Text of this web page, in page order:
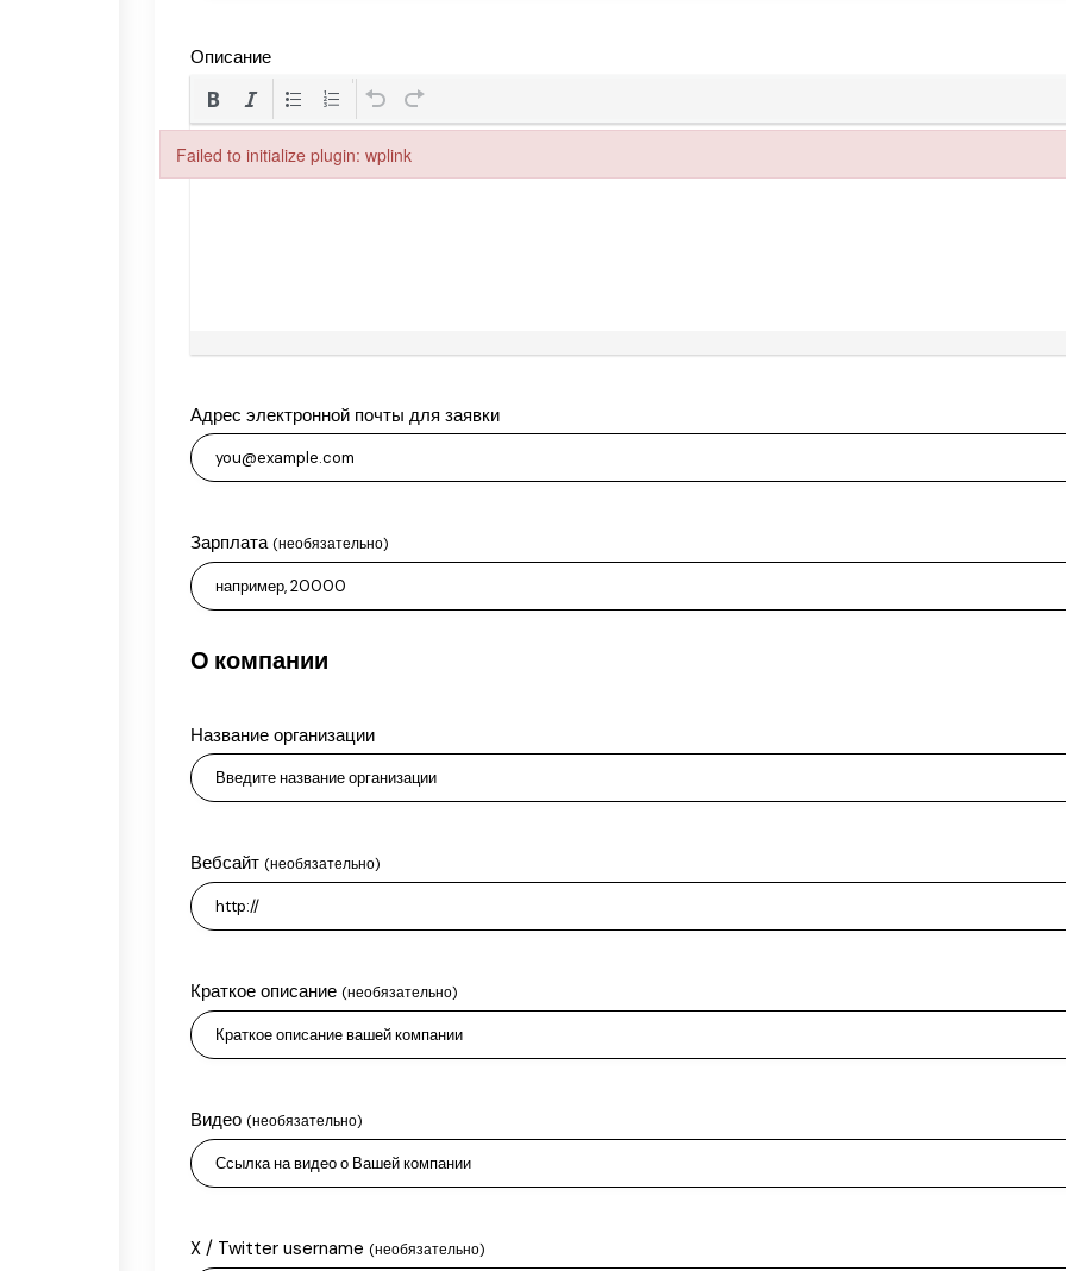
Описание
Адрес электронной почты для заявки
Зарплата (необязательно)
О компании
Название организации
Вебсайт (необязательно)
Краткое описание (необязательно)
Видео (необязательно)
X / Twitter username (необязательно)
Failed to initialize plugin: wplink
Failed to initialize plugin: wplink